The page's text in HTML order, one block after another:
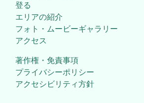
登る
エリアの紹介
フォト・ムービーギャラリー
アクセス
著作権・免責事項
プライバシーポリシー
アクセシビリティ方針